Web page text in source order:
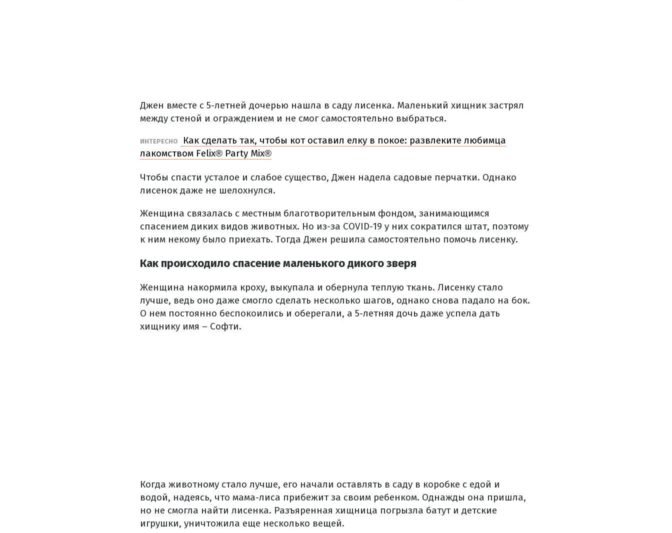
Джен вместе с 5-летней дочерью нашла в саду лисенка. Маленький хищник застрял
между стеной и ограждением и не смог самостоятельно выбраться.
ИНТЕРЕСНО
Как сделать так, чтобы кот оставил елку в покое: развлеките любимца
лакомством Felix® Party Mix®
Чтобы спасти усталое и слабое существо, Джен надела садовые перчатки. Однако
лисенок даже не шелохнулся.
Женщина связалась с местным благотворительным фондом, занимающимся
спасением диких видов животных. Но из-за COVID-19 у них сократился штат, поэтому
к ним некому было приехать. Тогда Джен решила самостоятельно помочь лисенку.
Как происходило спасение маленького дикого зверя
Женщина накормила кроху, выкупала и обернула теплую ткань. Лисенку стало
лучше, ведь оно даже смогло сделать несколько шагов, однако снова падало на бок.
О нем постоянно беспокоились и оберегали, а 5-летняя дочь даже успела дать
хищнику имя – Софти.
Когда животному стало лучше, его начали оставлять в саду в коробке с едой и
водой, надеясь, что мама-лиса прибежит за своим ребенком. Однажды она пришла,
но не смогла найти лисенка. Разъяренная хищница погрызла батут и детские
игрушки, уничтожила еще несколько вещей.